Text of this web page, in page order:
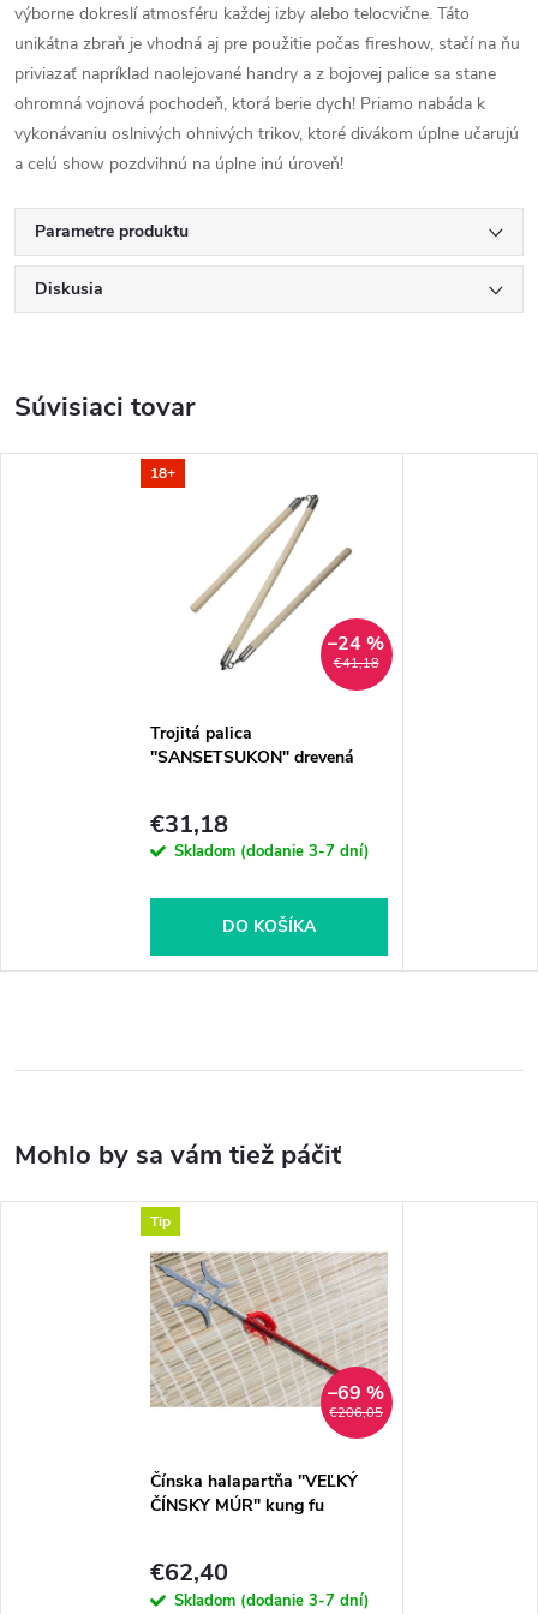
výborne dokreslí atmosféru každej izby alebo telocvične. Táto
unikátna zbraň je vhodná aj pre použitie počas fireshow, stačí na ňu
priviazať napríklad naolejované handry a z bojovej palice sa stane
ohromná vojnová pochodeň, ktorá berie dych! Priamo nabáda k
vykonávaniu oslnivých ohnivých trikov, ktoré divákom úplne učarujú
a celú show pozdvihnú na úplne inú úroveň!
Parametre produktu
Diskusia
Súvisiaci tovar
18+
€41,18
–24 %
Trojitá palica
"SANSETSUKON" drevená
€31,18
Skladom (dodanie 3-7 dní)
DO KOŠÍKA
Tip
€206,05
–69 %
Čínska halapartňa "VEĽKÝ
ČÍNSKY MÚR" kung fu
€62,40
Skladom (dodanie 3-7 dní)